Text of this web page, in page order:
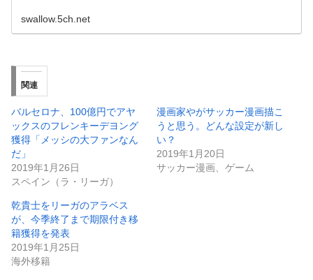
swallow.5ch.net
関連
バルセロナ、100億円でアヤ
ックスのフレンキーデヨング
獲得「メッシの大ファンなん
だ」
2019年1月26日
スペイン（ラ・リーガ）
漫画家やがサッカー漫画描こ
うと思う。どんな設定が新し
い？
2019年1月20日
サッカー漫画、ゲーム
乾貴士をリーガのアラベス
が、今季終了まで期限付き移
籍獲得を発表
2019年1月25日
海外移籍